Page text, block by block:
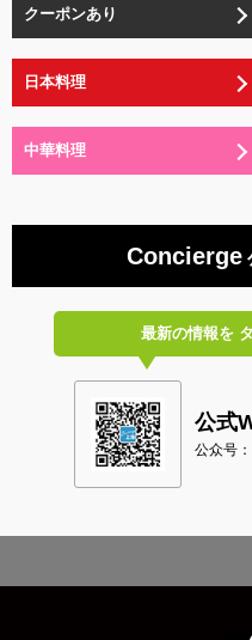
クーポンあり
日本料理
中華料理
Concierge
最新の情報を
公式
公众号